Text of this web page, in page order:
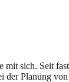
mit sich. Seit fast
der Planung von